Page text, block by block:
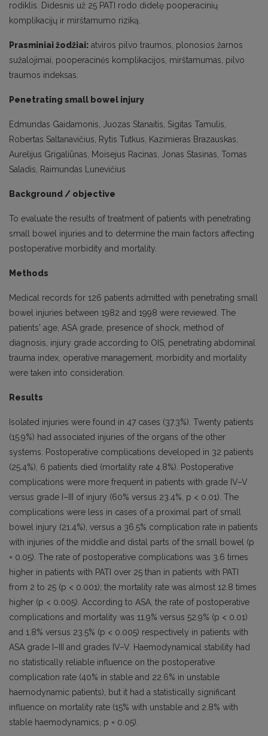
rodiklis. Didesnis už 25 PATI rodo didelę pooperacinių
komplikacijų ir mirštamumo riziką.
Prasminiai žodžiai: atviros pilvo traumos, plonosios žarnos
sužalojimai, pooperacinės komplikacijos, mirštamumas, pilvo
traumos indeksas.
Penetrating small bowel injury
Edmundas Gaidamonis, Juozas Stanaitis, Sigitas Tamulis,
Robertas Saltanavičius, Rytis Tutkus, Kazimieras Brazauskas,
Aurelijus Grigaliūnas, Moisejus Racinas, Jonas Stasinas, Tomas
Saladis, Raimundas Lunevičius
Background / objective
To evaluate the results of treatment of patients with penetrating
small bowel injuries and to determine the main factors affecting
postoperative morbidity and mortality.
Methods
Medical records for 126 patients admitted with penetrating small
bowel injuries between 1982 and 1998 were reviewed. The
patients' age, ASA grade, presence of shock, method of
diagnosis, injury grade according to OIS, penetrating abdominal
trauma index, operative management, morbidity and mortality
were taken into consideration.
Results
Isolated injuries were found in 47 cases (37.3%). Twenty patients
(15.9%) had associated injuries of the organs of the other
systems. Postoperative complications developed in 32 patients
(25.4%), 6 patients died (mortality rate 4.8%). Postoperative
complications were more frequent in patients with grade IV–V
versus grade I–III of injury (60% versus 23.4%, p < 0.01). The
complications were less in cases of a proximal part of small
bowel injury (21.4%), versus a 36.5% complication rate in patients
with injuries of the middle and distal parts of the small bowel (p
= 0.05). The rate of postoperative complications was 3.6 times
higher in patients with PATI over 25 than in patients with PATI
from 2 to 25 (p < 0.001); the mortality rate was almost 12.8 times
higher (p < 0.005). According to ASA, the rate of postoperative
complications and mortality was 11.9% versus 52.9% (p < 0.01)
and 1.8% versus 23.5% (p < 0.005) respectively in patients with
ASA grade I–III and grades IV–V. Haemodynamical stability had
no statistically reliable influence on the postoperative
complication rate (40% in stable and 22.6% in unstable
haemodynamic patients), but it had a statistically significant
influence on mortality rate (15% with unstable and 2.8% with
stable haemodynamics, p = 0.05).